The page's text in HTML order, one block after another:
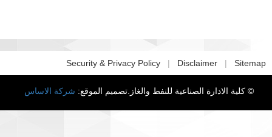
Security & Privacy Policy | Disclaimer |
الصناعية للنفط والغاز.تصميم الموقع:شركة الاساس